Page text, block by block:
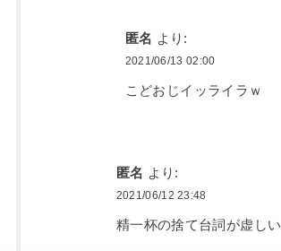
匿名 より:
2021/06/13 02:00
こどおじイッライラｗ
匿名 より:
2021/06/12 23:48
精一杯の捨て台詞が虚しい